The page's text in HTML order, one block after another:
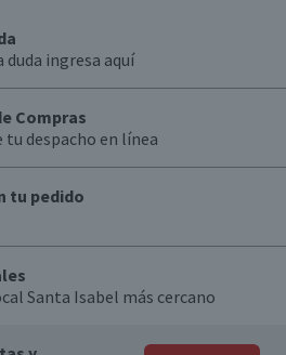
del aceite de oliva?
de estos aceites:
especialmente polifenoles
colesterol, disminuyendo así el riesgo
a prevenir problemas digestivos
en una gran variedad de platos en
duda ingresa aquí
Compras
despacho en línea
tu pedido
Santa Isabel más cercano